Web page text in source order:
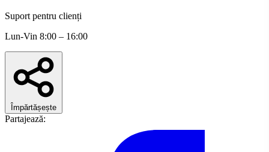
Suport pentru clienți
Lun-Vin 8:00 – 16:00
Împărtășește
Partajează: